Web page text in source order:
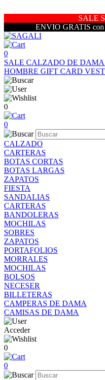
SALE
ENVIO GRATIS con
0
SALE CALZADO DE DAMA
HOMBRE GIFT CARD
0
0
CALZADO
CARTERAS
BOTAS CORTAS
BOTAS LARGAS
ZAPATOS
FIESTA
SANDALIAS
CARTERAS
BANDOLERAS
MOCHILAS
SOBRES
ZAPATOS
PORTAFOLIOS
MORRALES
MOCHILAS
BOLSOS
NECESER
BILLETERAS
CAMPERAS DE DAMA
CAMISAS DE DAMA
Acceder
0
0